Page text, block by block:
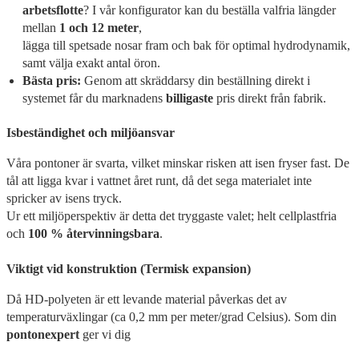
arbetsflotte? I vår konfigurator kan du beställa valfria längder
mellan 1 och 12 meter,
lägga till spetsade nosar fram och bak för optimal hydrodynamik,
samt välja exakt antal öron.
Bästa pris: Genom att skräddarsy din beställning direkt i
systemet får du marknadens billigaste pris direkt från fabrik.
Isbeständighet och miljöansvar
Våra pontoner är svarta, vilket minskar risken att isen fryser fast. De
tål att ligga kvar i vattnet året runt, då det sega materialet inte
spricker av isens tryck.
Ur ett miljöperspektiv är detta det tryggaste valet; helt cellplastfria
och 100 % återvinningsbara.
Viktigt vid konstruktion (Termisk expansion)
Då HD-polyeten är ett levande material påverkas det av
temperaturväxlingar (ca 0,2 mm per meter/grad Celsius). Som din
pontonexpert ger vi dig